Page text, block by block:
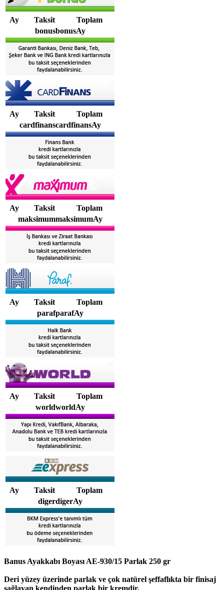
Ay Taksit
Toplam
bonusbonusAy
Ay Taksit
Toplam
cardfinanscardfinansAy
Ay Taksit
Toplam
maksimummaksimumAy
Ay Taksit
Toplam
parafparafAy
Ay Taksit
Toplam
worldworldAy
Ay Taksit
Toplam
digerdigerAy
Banus Ayakkabı Boyası AE-930/15 Parlak 250 gr
Deri yüzey üzerinde parlak ve çok natürel şeffaflıkta bir finisaj